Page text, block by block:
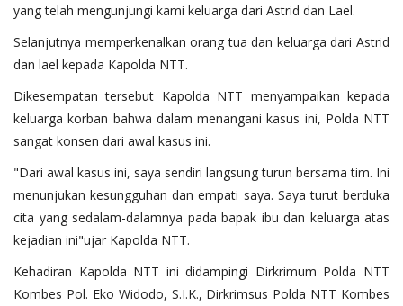
yang telah mengunjungi kami keluarga dari Astrid dan Lael.
Selanjutnya memperkenalkan orang tua dan keluarga dari Astrid
dan lael kepada Kapolda NTT.
Dikesempatan tersebut Kapolda NTT menyampaikan kepada
keluarga korban bahwa dalam menangani kasus ini, Polda NTT
sangat konsen dari awal kasus ini.
"Dari awal kasus ini, saya sendiri langsung turun bersama tim. Ini
menunjukan kesungguhan dan empati saya. Saya turut berduka
cita yang sedalam-dalamnya pada bapak ibu dan keluarga atas
kejadian ini"ujar Kapolda NTT.
Kehadiran Kapolda NTT ini didampingi Dirkrimum Polda NTT
Kombes Pol. Eko Widodo, S.I.K., Dirkrimsus Polda NTT Kombes